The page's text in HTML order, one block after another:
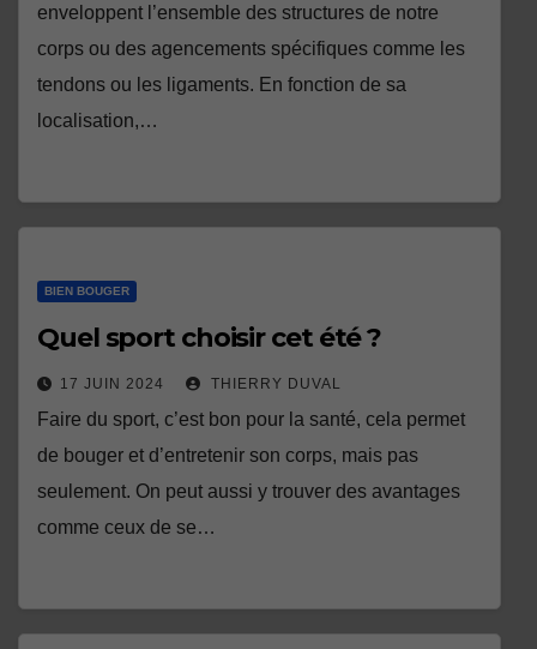
enveloppent l’ensemble des structures de notre
corps ou des agencements spécifiques comme les
tendons ou les ligaments. En fonction de sa
localisation,…
BIEN BOUGER
Quel sport choisir cet été ?
17 JUIN 2024 THIERRY DUVAL
Faire du sport, c’est bon pour la santé, cela permet
de bouger et d’entretenir son corps, mais pas
seulement. On peut aussi y trouver des avantages
comme ceux de se…